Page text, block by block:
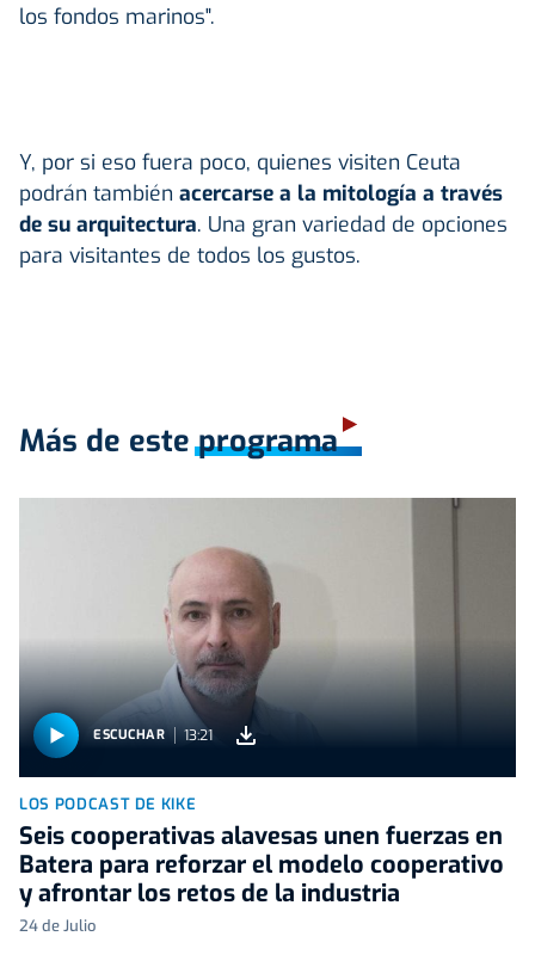
los fondos marinos".
Y, por si eso fuera poco, quienes visiten Ceuta
podrán también acercarse a la mitología a través
de su arquitectura. Una gran variedad de opciones
para visitantes de todos los gustos.
Más de este programa
ESCUCHAR 13:21
LOS PODCAST DE KIKE
Seis cooperativas alavesas unen fuerzas en
Batera para reforzar el modelo cooperativo
y afrontar los retos de la industria
24 de Julio